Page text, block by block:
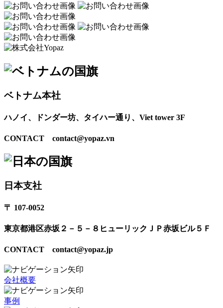
ベトナム本社
ハノイ、ドンダー坊、タイハー通り、Viet tower 3F
CONTACT contact@yopaz.vn
日本支社
〒 107-0052
東京都港区赤坂２－５－８ヒューリックＪＰ赤坂ビル５Ｆ
CONTACT contact@yopaz.jp
会社概要
事例